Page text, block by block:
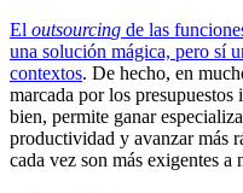
El outsourcing de las
una solución mágica, pero sí
contextos. De hecho, en
marcada por los presupuestos
bien, permite ganar
productividad y avanzar más
cada vez son más exigentes a